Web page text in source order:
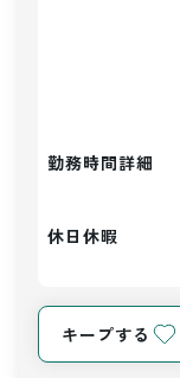
勤務時間詳細
休日休暇
キープする